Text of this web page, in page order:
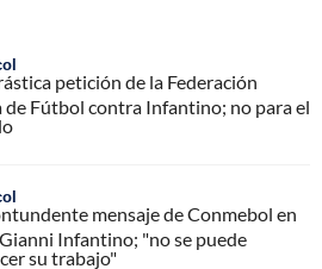
petición de la Federación
de Fútbol contra Infantino; no para el
mensaje de Conmebol en
Infantino; "no se puede
su trabajo"